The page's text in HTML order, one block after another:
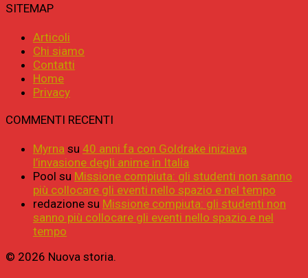
SITEMAP
Articoli
Chi siamo
Contatti
Home
Privacy
COMMENTI RECENTI
Myrna su 40 anni fa con Goldrake iniziava
l’invasione degli anime in Italia
Pool su Missione compiuta: gli studenti non sanno
più collocare gli eventi nello spazio e nel tempo
redazione su Missione compiuta: gli studenti non
sanno più collocare gli eventi nello spazio e nel
tempo
© 2026 Nuova storia.